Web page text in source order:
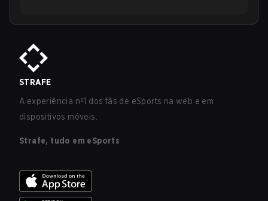
STRAFE
A experiência nº1 dos fãs de eSports na web e em
dispositivos móveis.
Strafe, tudo em eSports